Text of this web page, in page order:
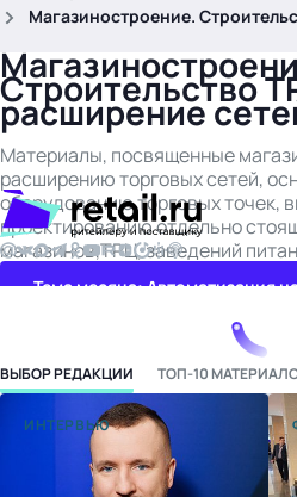
Тема месяца: Автоматизация
картина дня
новости
материалы
Магазиностроение.
Строительство
расширение
Материалы, посвященные
расширению торговых сетей,
оборудованию торговых точек,
проектированию отдельно
магазинов,ТРЦ, заведений
флагманов, – собраны в этой
ВЫБОР РЕДАКЦИИ ТОП-10
ИНТЕРВЬЮ